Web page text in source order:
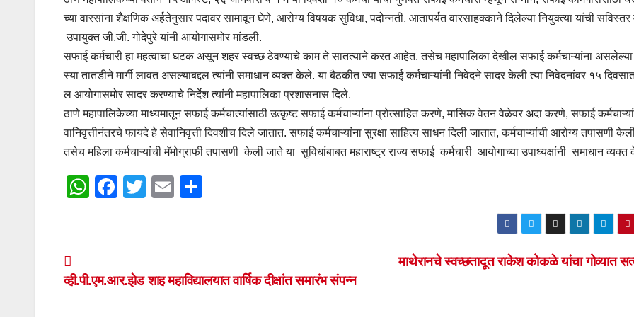
च्या वारसांना शैक्षणिक अर्हतेनुसार पदावर सामावून घेणे, आरोग्य विषयक सुविधा, पदोन्नती, आतापर्यत वारसाहक्काने दिलेल्या नियुक्त्या यांची सविस्तर
उपायुक्त जी.जी. गोदेपुरे यांनी आयोगासमोर मांडली.
सफाई कर्मचारी हा महत्वाचा घटक असून शहर स्वच्छ ठेवण्याचे काम ते सातत्याने करत आहेत. तसेच महापालिका देखील सफाई कर्मचाऱ्यांना
स्या तातडीने मार्गी लावत असल्याबद्दल त्यांनी समाधान व्यक्त केले. या बैठकीत ज्या सफाई कर्मचाऱ्यांनी निवेदने सादर केली त्या निवेदनांवर १५
ल आयोगासमोर सादर करण्याचे निर्देश त्यांनी महापालिका प्रशासनास दिले.
ठाणे महापालिकेच्या माध्यमातून सफाई कर्मचात्यांसाठी उत्कृष्ट सफाई कर्मचाऱ्यांना प्रोत्साहित करणे, मासिक वेतन वेळेवर अदा करणे, सफाई
वानिवृत्तीनंतरचे फायदे हे सेवानिवृत्ती दिवशीच दिले जातात. सफाई कर्मचाऱ्यांना सुरक्षा साहित्य साधन दिली जातात, कर्मचाऱ्यांची आरोग्य तपासणी
तसेच महिला कर्मचाऱ्यांची मॅमोग्राफी तपासणी केली जाते या सुविधांबाबत महाराष्ट्र राज्य सफाई कर्मचारी आयोगाच्या उपाध्यक्षांनी समाधान
W
A
F
b
T
E
Post
navigation
माथेरानचे स्वच्छतादूत राकेश कोकळे यांचा गोव्यात
व्ही.पी.एम.आर.झेड शाह महाविद्यालयात वार्षिक दीक्षांत समारंभ संपन्न